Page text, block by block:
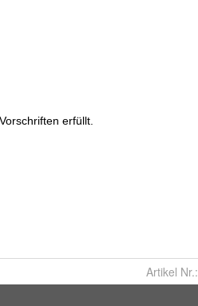
Artikel Nr.: